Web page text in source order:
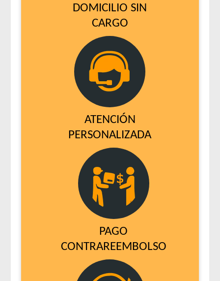
DOMICILIO SIN
CARGO
ATENCIÓN
PERSONALIZADA
PAGO
CONTRAREEMBOLSO